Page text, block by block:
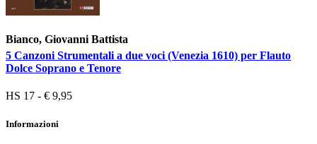
Bianco, Giovanni Battista
5 Canzoni Strumentali a due voci (Venezia 1610) per Flauto
Dolce Soprano e Tenore
HS 17 - € 9,95
Informazioni